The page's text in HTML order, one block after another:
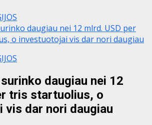
daugiau nei 12 mlrd. USD per
o investuotojai vis dar nori daugiau
daugiau nei 12
tris startuolius, o
vis dar nori daugiau